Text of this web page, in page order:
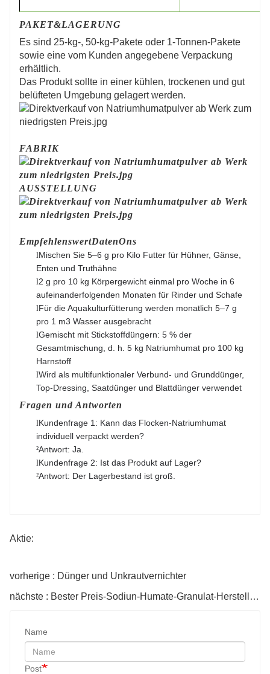
PAKET&LAGERUNG
Es sind 25-kg-, 50-kg-Pakete oder 1-Tonnen-Pakete
sowie eine vom Kunden angegebene Verpackung
erhältlich.
Das Produkt sollte in einer kühlen, trockenen und gut
belüfteten Umgebung gelagert werden.
FABRIK
AUSSTELLUNG
EmpfehlenswertDatenOns
l Mischen Sie 5–6 g pro Kilo Futter für Hühner, Gänse,
Enten und Truthähne
l 2 g pro 10 kg Körpergewicht einmal pro Woche in 6
aufeinanderfolgenden Monaten für Rinder und Schafe
l Für die Aquakulturfütterung werden monatlich 5–7 g
pro 1 m3 Wasser ausgebracht
lGemischt mit Stickstoffdüngern: 5 % der
Gesamtmischung, d. h. 5 kg Natriumhumat pro 100 kg
Harnstoff
lWird als multifunktionaler Verbund- und Grunddünger,
Top-Dressing, Saatdünger und Blattdünger verwendet
Fragen und Antworten
l Kundenfrage 1: Kann das Flocken-Natriumhumat
individuell verpackt werden?
²Antwort: Ja.
l Kundenfrage 2: Ist das Produkt auf Lager?
²Antwort: Der Lagerbestand ist groß.
Aktie:
vorherige : Dünger und Unkrautvernichter
nächste : Bester Preis-Sodiun-Humate-Granulat-Hersteller in China
Name
Post